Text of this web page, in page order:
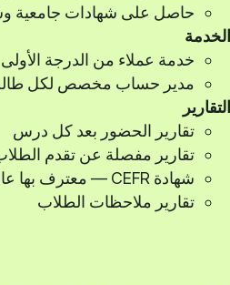
حاصل على شهادات جامعية
الخدمة
خدمة عملاء من الدرجة الأولى
مدير حساب مخصص لكل
التقارير
تقارير الحضور بعد كل درس
تقارير مفصلة عن تقدم
شهادة CEFR — معترف بها عالميًا
تقارير ملاحظات الطلاب